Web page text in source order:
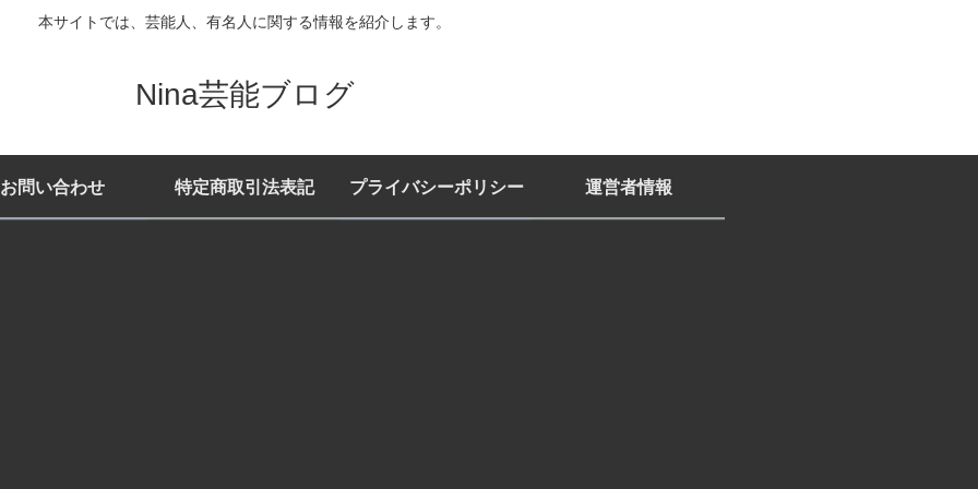
本サイトでは、芸能人、有名人に関する情報を紹介します。
Nina芸能ブログ
お問い合わせ 特定商取引法表記 プライバシーポリシー 運営者情報